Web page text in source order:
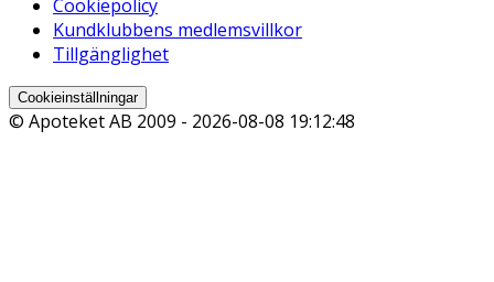
Cookiepolicy
Kundklubbens medlemsvillkor
Tillgänglighet
Cookieinställningar
© Apoteket AB 2009 - 2026-08-08 19:12:48